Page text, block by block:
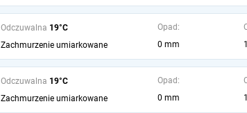
Odczuwalna 19°C
Zachmurzenie umiarkowane
Opad:
0 mm
Odczuwalna 19°C
Zachmurzenie umiarkowane
Opad:
0 mm